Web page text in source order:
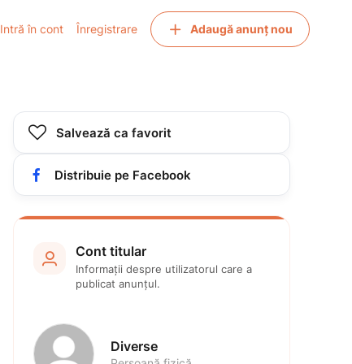
 Salvează ca favorit
 Distribuie pe Facebook
 Cont titular
Informații despre utilizatorul care a
publicat anunțul.
Diverse
Intră în cont Înregistrare  Adaugă anunț nou